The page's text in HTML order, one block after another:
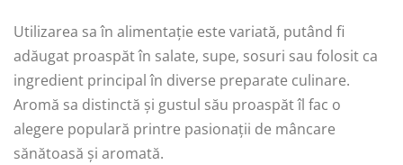
Utilizarea sa în alimentație este variată, putând fi
adăugat proaspăt în salate, supe, sosuri sau folosit ca
ingredient principal în diverse preparate culinare.
Aromă sa distinctă și gustul său proaspăt îl fac o
alegere populară printre pasionații de mâncare
sănătoasă și aromată.